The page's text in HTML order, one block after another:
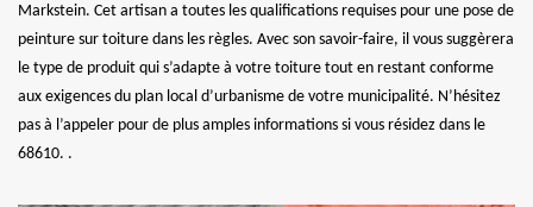
Markstein. Cet artisan a toutes les qualifications requises pour une pose de
peinture sur toiture dans les règles. Avec son savoir-faire, il vous suggèrera
le type de produit qui s’adapte à votre toiture tout en restant conforme
aux exigences du plan local d’urbanisme de votre municipalité. N’hésitez
pas à l’appeler pour de plus amples informations si vous résidez dans le
68610. .